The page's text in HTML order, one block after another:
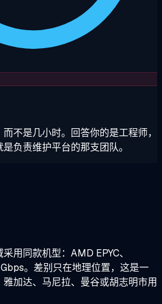
不是几小时。回答你的是工程师，
负责维护平台的那支团队。
用同款机型：AMD EPYC、
。差别只在地理位置，这是一
加达、马尼拉、曼谷或胡志明市用